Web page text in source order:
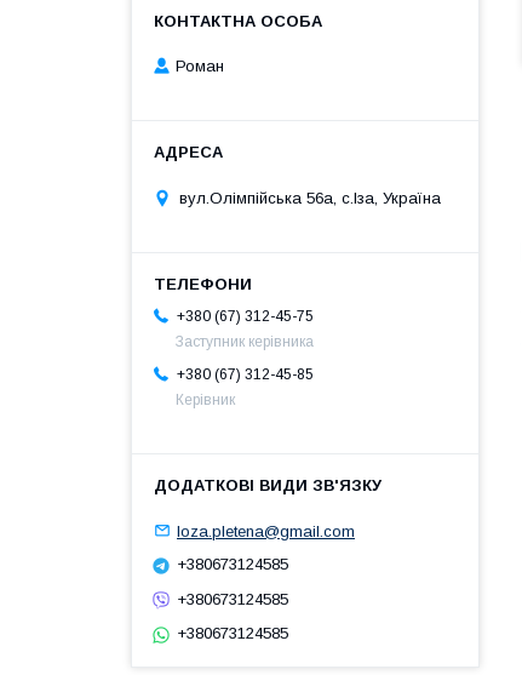
Роман
вул.Олімпійська 56а, с.Іза, Україна
+380 (67) 312-45-75
Заступник керівника
+380 (67) 312-45-85
Керівник
loza.pletena@gmail.com
+380673124585
+380673124585
+380673124585